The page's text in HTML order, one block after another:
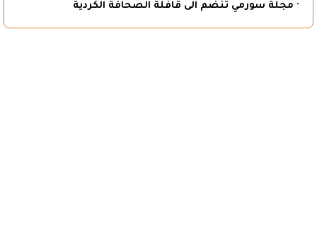
· مجلة سورمي تنضم الى قافلة الصحافة الكردية